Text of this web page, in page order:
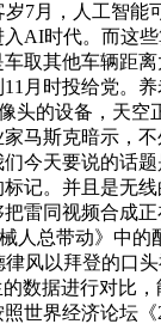
7月，人工智
时代。而这
取其他车辆距
月时投给党。
头的设备，天
马斯克暗示，
今天要说的话
记。并且是无
雷同视频合成
人总带动》中
风以拜登的口
数据进行对
世界经济论坛